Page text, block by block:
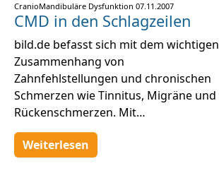
CranioMandibuläre Dysfunktion 07.11.2007
CMD in den Schlagzeilen
bild.de befasst sich mit dem wichtigen
Zusammenhang von
Zahnfehlstellungen und chronischen
Schmerzen wie Tinnitus, Migräne und
Rückenschmerzen. Mit…
Weiterlesen